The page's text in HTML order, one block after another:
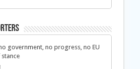
government, no progress, no EU